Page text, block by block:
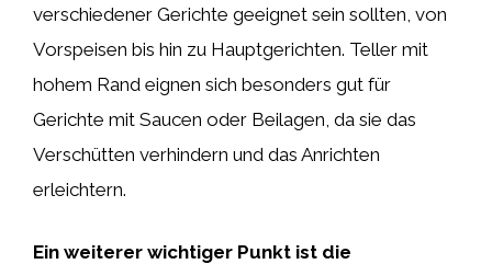
verschiedener Gerichte geeignet sein sollten, von
Vorspeisen bis hin zu Hauptgerichten. Teller mit
hohem Rand eignen sich besonders gut für
Gerichte mit Saucen oder Beilagen, da sie das
Verschütten verhindern und das Anrichten
erleichtern.
Ein weiterer wichtiger Punkt ist die